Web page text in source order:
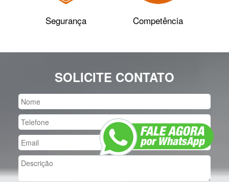
Segurança Competência
SOLICITE CONTATO